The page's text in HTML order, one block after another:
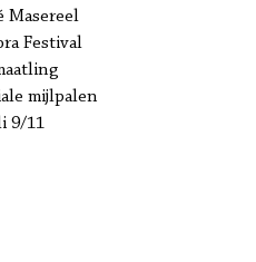
Masereel
Festival
mijlpalen
9/11